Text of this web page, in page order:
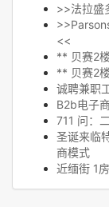
>>法拉盛
<<
** 贝赛2
** 贝赛2
诚聘兼职
B2b电子
711 问：
圣诞来临
商模式
近缅街 1